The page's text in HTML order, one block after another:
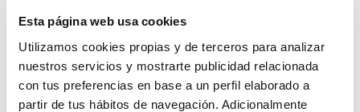
Esta página web usa cookies
Utilizamos cookies propias y de terceros para analizar
nuestros servicios y mostrarte publicidad relacionada
con tus preferencias en base a un perfil elaborado a
partir de tus hábitos de navegación. Adicionalmente
del cual la ciudadanía podrá obtener información
actualizada de las actuaciones desarrolladas por la
empresa y de los resultados de su gestión, y en el
que se establecerán los canales de comunicación
necesarios para dar respuesta a las demandas de
información de la misma.